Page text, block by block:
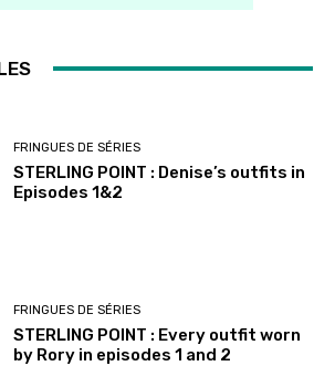
FRINGUES DE SÉRIES
STERLING POINT : Denise’s outfits in
Episodes 1&2
FRINGUES DE SÉRIES
STERLING POINT : Every outfit worn
by Rory in episodes 1 and 2